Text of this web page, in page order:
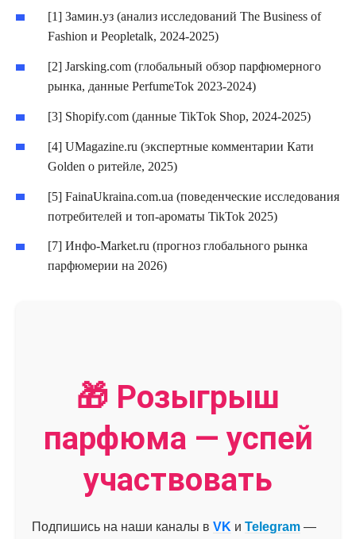
[1] Замин.уз (анализ исследований The Business of
Fashion и Peopletalk, 2024-2025)
[2] Jarsking.com (глобальный обзор парфюмерного
рынка, данные PerfumeTok 2023-2024)
[3] Shopify.com (данные TikTok Shop, 2024-2025)
[4] UMagazine.ru (экспертные комментарии Кати
Golden о ритейле, 2025)
[5] FainaUkraina.com.ua (поведенческие исследования
потребителей и топ-ароматы TikTok 2025)
[7] Инфо-Market.ru (прогноз глобального рынка
парфюмерии на 2026)
🎁 Розыгрыш
парфюма — успей
участвовать
Подпишись на наши каналы в VK и Telegram —